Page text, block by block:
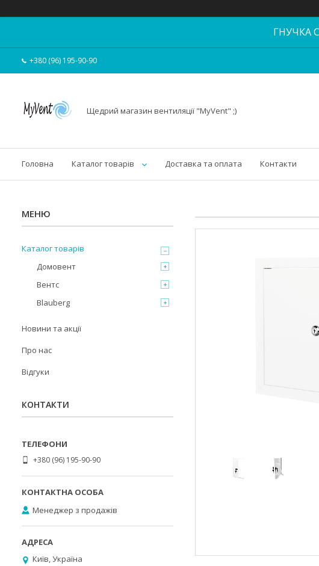
ГНУЧКА
+380 (96) 195-90-90
Щедрий магазин вентиляції "MyVent" ;)
Головна Каталог товарів Доставка та оплата Контакти
Каталог товарів
Домовент
Вентс
Blauberg
Новини та акції
Про нас
Відгуки
КОНТАКТИ
+380 (96) 195-90-90
Менеджер з продажів
Київ, Україна